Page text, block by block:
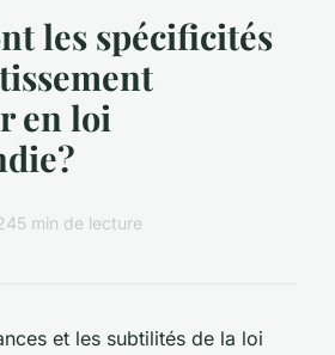
les spécificités
en loi
5 min de lecture
et les subtilités de la loi